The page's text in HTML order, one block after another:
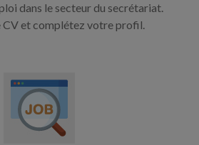
dans le secteur du secrétariat.
et complétez votre profil.